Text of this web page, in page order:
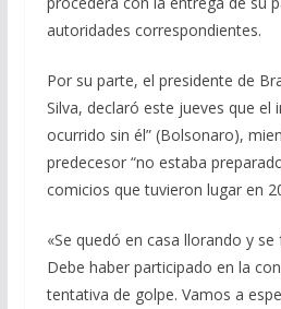
autoridades correspondientes.
Por su parte, el presidente de
Silva, declaró este jueves que el
ocurrido sin él” (Bolsonaro),
predecesor “no estaba
comicios que tuvieron lugar en
«Se quedó en casa llorando y
Debe haber participado en la
tentativa de golpe. Vamos a